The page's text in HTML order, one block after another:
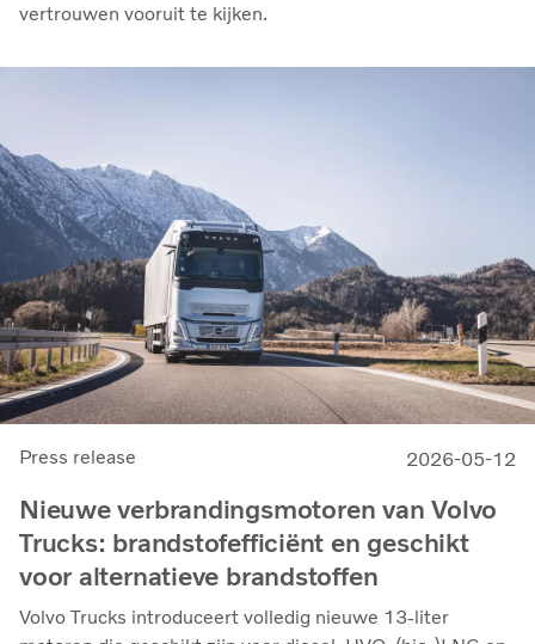
vertrouwen vooruit te kijken.
Press release 2026-05-12
Nieuwe verbrandingsmotoren van Volvo
Trucks: brandstofefficiënt en geschikt
voor alternatieve brandstoffen
Volvo Trucks introduceert volledig nieuwe 13-liter